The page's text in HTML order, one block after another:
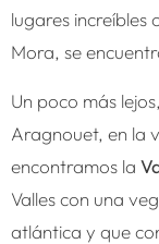
lugares increíbles
Mora, se
Un poco más
Aragnouet, en la
encontramos la
Valles con una
atlántica y que